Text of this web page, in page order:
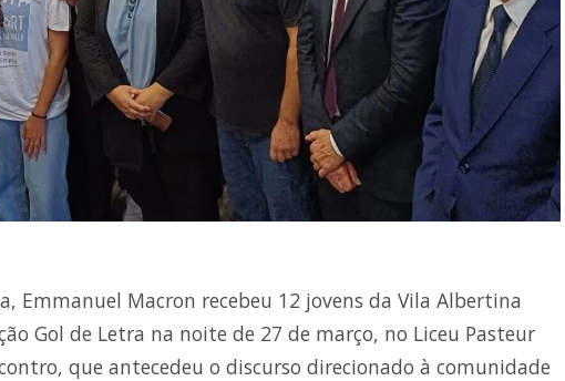
Emmanuel Macron recebeu 12 jovens da Vila Albertina
Gol de Letra na noite de 27 de março, no Liceu Pasteur
que antecedeu o discurso direcionado à comunidade